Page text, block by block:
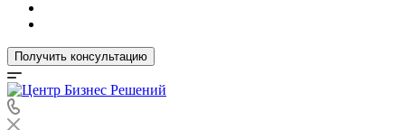
Получить консультацию